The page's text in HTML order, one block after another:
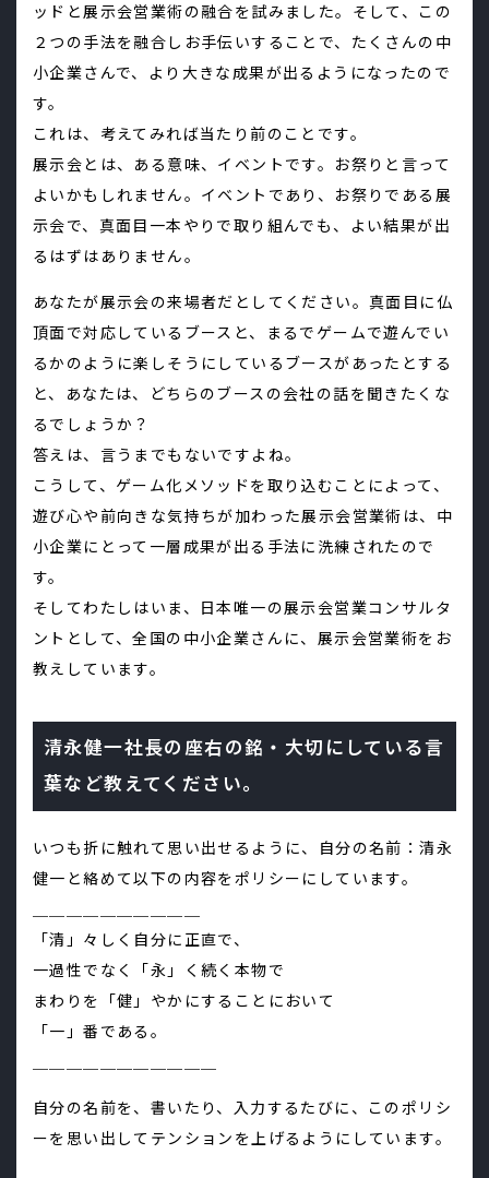
ッドと展示会営業術の融合を試みました。そして、この
２つの手法を融合しお手伝いすることで、たくさんの中
小企業さんで、より大きな成果が出るようになったので
す。
これは、考えてみれば当たり前のことです。
展示会とは、ある意味、イベントです。お祭りと言って
よいかもしれません。イベントであり、お祭りである展
示会で、真面目一本やりで取り組んでも、よい結果が出
るはずはありません。
あなたが展示会の来場者だとしてください。真面目に仏
頂面で対応しているブースと、まるでゲームで遊んでい
るかのように楽しそうにしているブースがあったとする
と、あなたは、どちらのブースの会社の話を聞きたくな
るでしょうか？
答えは、言うまでもないですよね。
こうして、ゲーム化メソッドを取り込むことによって、
遊び心や前向きな気持ちが加わった展示会営業術は、中
小企業にとって一層成果が出る手法に洗練されたので
す。
そしてわたしはいま、日本唯一の展示会営業コンサルタ
ントとして、全国の中小企業さんに、展示会営業術をお
教えしています。
清永健一社長の座右の銘・大切にしている言
葉など教えてください。
いつも折に触れて思い出せるように、自分の名前：清永
健一と絡めて以下の内容をポリシーにしています。
「清」々しく自分に正直で、
一過性でなく「永」く続く本物で
まわりを「健」やかにすることにおいて
「一」番である。
自分の名前を、書いたり、入力するたびに、このポリシ
ーを思い出してテンションを上げるようにしています。